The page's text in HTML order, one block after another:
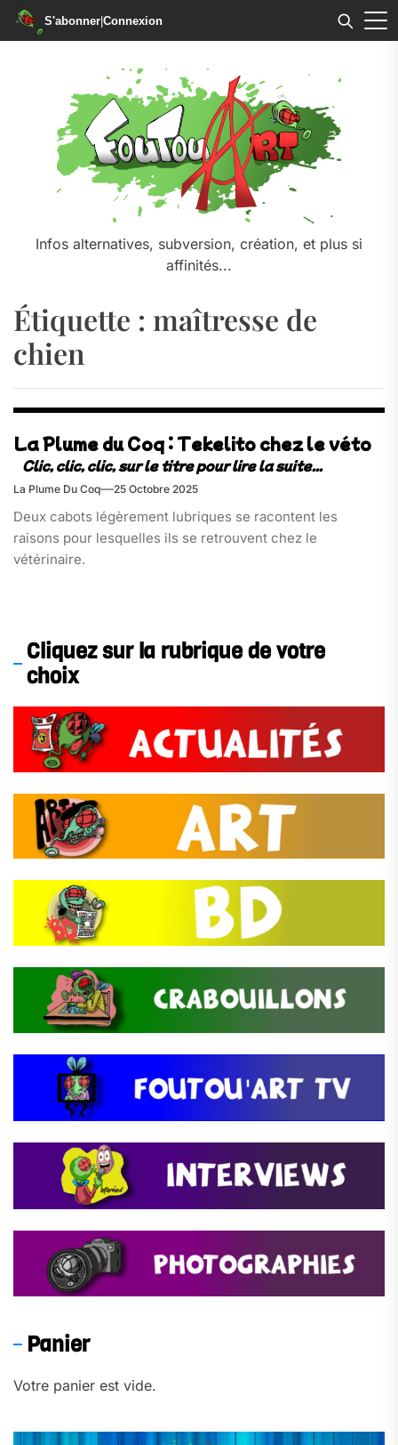
S'abonner|Connexion
Infos alternatives, subversion, création, et plus si
affinités...
Étiquette : maîtresse de
chien
La Plume du Coq : Tekelito chez le véto
La Plume Du Coq 25 Octobre 2025
Deux cabots légèrement lubriques se racontent les
raisons pour lesquelles ils se retrouvent chez le
vétérinaire.
Cliquez sur la rubrique de votre
choix
Panier
Votre panier est vide.